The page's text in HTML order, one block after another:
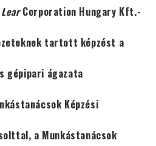
LearCorporation Hungary Kft.-
tartott képzést a
gépipari ágazata
Képzési
a Munkástanácsok